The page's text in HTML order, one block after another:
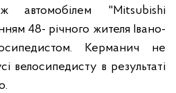
автомобілем "Mitsubishi
48- річного жителя Івано-
Керманич не
велосипедисту в результаті